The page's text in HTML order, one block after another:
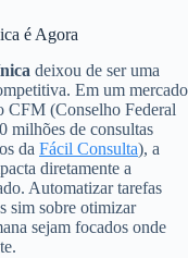
é Agora
deixou de ser uma
Em um mercado
CFM (Conselho Federal
milhões de consultas
da Fácil Consulta), a
diretamente a
Automatizar tarefas
sim sobre otimizar
sejam focados onde